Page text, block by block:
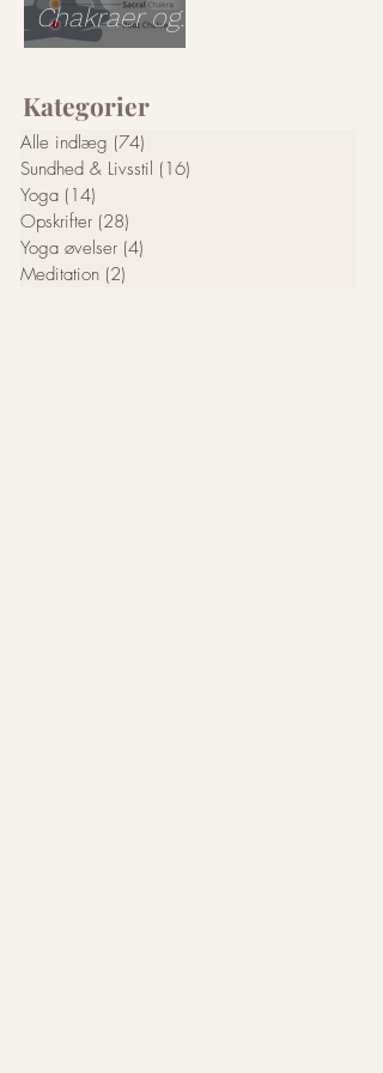
Chakraer og
energi i
set gennem
yoga,
bevidsthed
og
kvantefysik
Kategorier
Alle indlæg (74)
Sundhed & Livsstil (16)
Yoga (14)
Opskrifter (28)
Yoga øvelser (4)
Meditation (2)